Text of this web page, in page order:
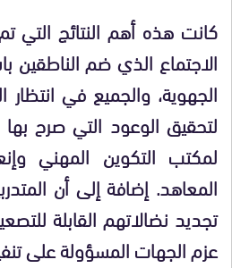
كانت هذه أهم النتائج التي
الاجتماع الذي ضم الناطقين
الجهوية، والجميع في انتظار
لتحقيق الوعود التي صرح
لمكتب التكوين المهني
المعاهد. إضافة إلى أن
تجديد نضالاتهم القابلة
عزم الجهات المسؤولة على